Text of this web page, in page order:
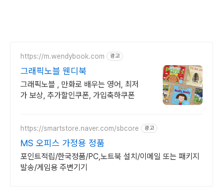
https://m.wendybook.com 광고
그래픽노블 웬디북
그래픽노블 , 만화로 배우는 영어, 최저
가 보상, 추가할인쿠폰, 가입축하쿠폰
https://smartstore.naver.com/sbcore 광고
MS 오피스 가정용 정품
포인트적립/한국정품/PC,노트북 설치/이메일 또는 패키지
발송/게임용 주변기기